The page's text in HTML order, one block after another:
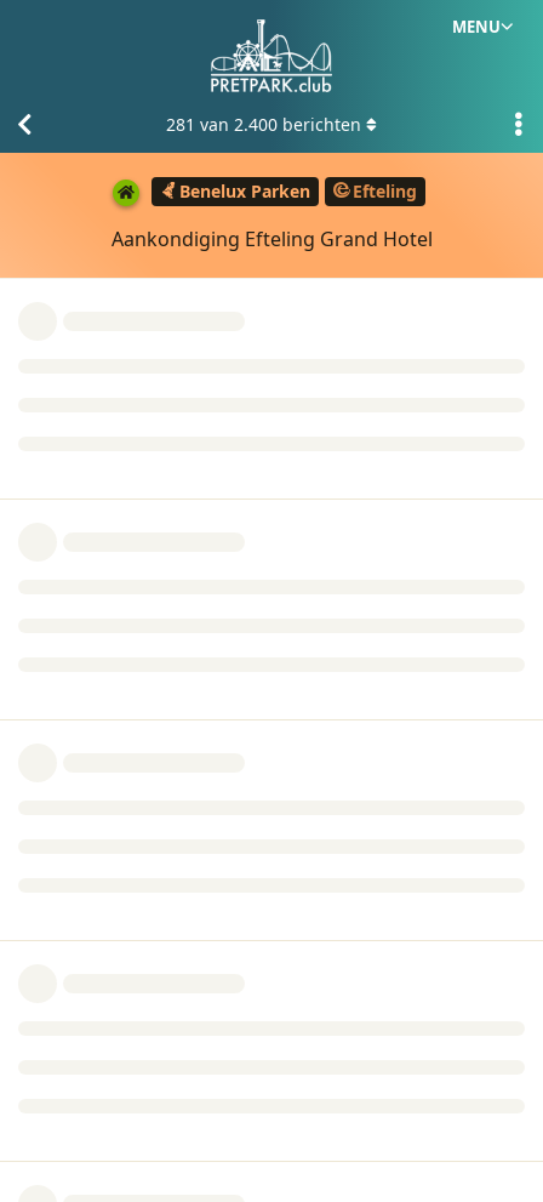
MENU
Benelux Parken Efteling
Aankondiging Efteling Grand Hotel
281 van 2.400 berichten